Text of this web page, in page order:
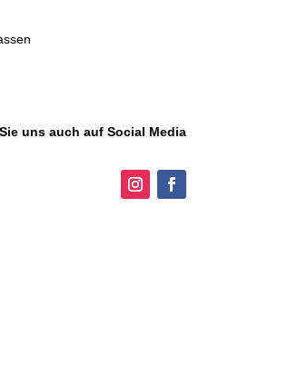
uns auch auf Social Media